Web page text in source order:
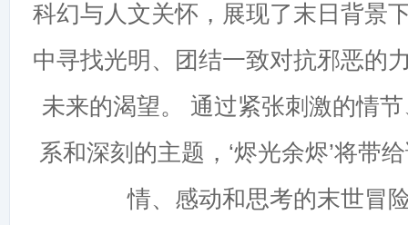
科幻与人文关怀，展现了末日背景
中寻找光明、团结一致对抗邪恶的
未来的渴望。 通过紧张刺激的情
系和深刻的主题，‘烬光余烬’将带
情、感动和思考的末世冒